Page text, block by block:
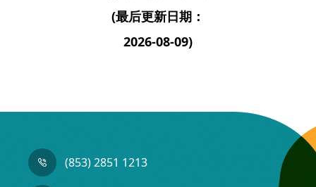
(最后更新日期：
2026-08-09)
(853) 2851 1213